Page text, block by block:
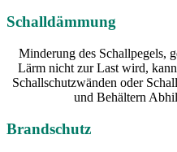
Schalldämmung
Minderung des Schallpegels,
Lärm nicht zur Last wird,
Schallschutzwänden oder
und Behältern
Brandschutz